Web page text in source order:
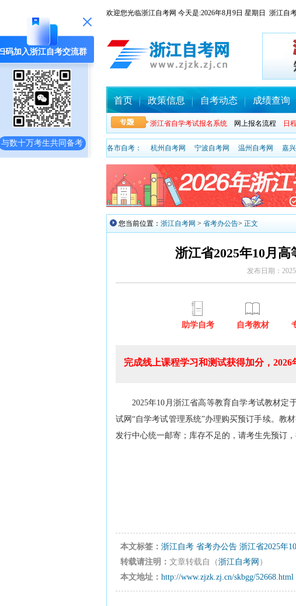
欢迎您光临浙江自考网 今天是:2026年8月9日 星期日 浙江自
首页 政策信息 自考动态 成绩查询
浙江省自学考试报名系统 网上报名流程 日
各市自考： 杭州自考网 宁波自考网 温州自考网 嘉
码加入浙江自考交流群
与数十万考生共同备考
您当前位置： 浙江自考网 > 省考办公告> 正文
浙江省2025年10月
发布日期：
助学自考 自考教材
完成线上课程学习和测试获得加分，
2025年10月浙江省高等教育自学考试教材定
试网“自学考试管理系统”办理购买预订手续。教
发行中心统一邮寄；库存不足的，请考生先预订
本文标签： 浙江自考 省考办公告 浙江省2025年
转载请注明： 文章转载自（浙江自考网 ）
本文地址： http://www.zjzk.zj.cn/skbgg/52668.html